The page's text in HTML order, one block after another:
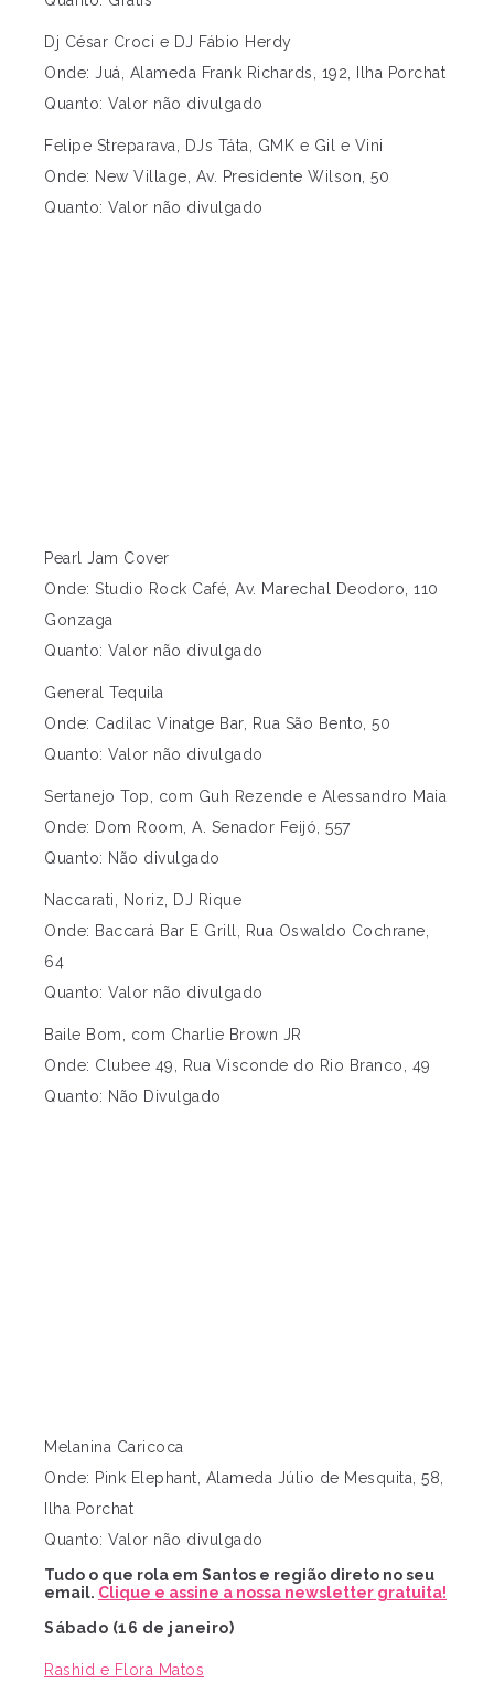
Dj César Croci e DJ Fábio Herdy
Onde: Juá, Alameda Frank Richards, 192, Ilha Porchat
Quanto: Valor não divulgado
Felipe Streparava, DJs Táta, GMK e Gil e Vini
Onde: New Village, Av. Presidente Wilson, 50
Quanto: Valor não divulgado
Pearl Jam Cover
Onde: Studio Rock Café, Av. Marechal Deodoro, 110
Gonzaga
Quanto: Valor não divulgado
General Tequila
Onde: Cadilac Vinatge Bar, Rua São Bento, 50
Quanto: Valor não divulgado
Sertanejo Top, com Guh Rezende e Alessandro Maia
Onde: Dom Room, A. Senador Feijó, 557
Quanto: Não divulgado
Naccarati, Noriz, DJ Rique
Onde: Baccará Bar E Grill, Rua Oswaldo Cochrane,
64
Quanto: Valor não divulgado
Baile Bom, com Charlie Brown JR
Onde: Clubee 49, Rua Visconde do Rio Branco, 49
Quanto: Não Divulgado
Melanina Caricoca
Onde: Pink Elephant, Alameda Júlio de Mesquita, 58,
Ilha Porchat
Quanto: Valor não divulgado
Tudo o que rola em Santos e região direto no seu
email. Clique e assine a nossa newsletter gratuita!
Sábado (16 de janeiro)
Rashid e Flora Matos